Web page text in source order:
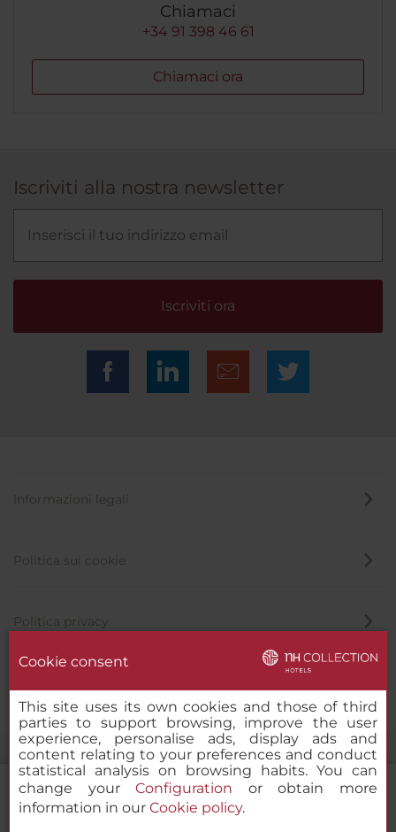
Chiamaci
+34 91 398 46 61
Chiamaci ora
Iscriviti alla nostra newsletter
Iscriviti ora
Informazioni legali
Politica sui cookie
Politica privacy
Cookie consent
This site uses its own cookies and those of third
parties to support browsing, improve the user
experience, personalise ads, display ads and
content relating to your preferences and conduct
statistical analysis on browsing habits. You can
change yourConfiguration or obtain more
information in our Cookie policy.